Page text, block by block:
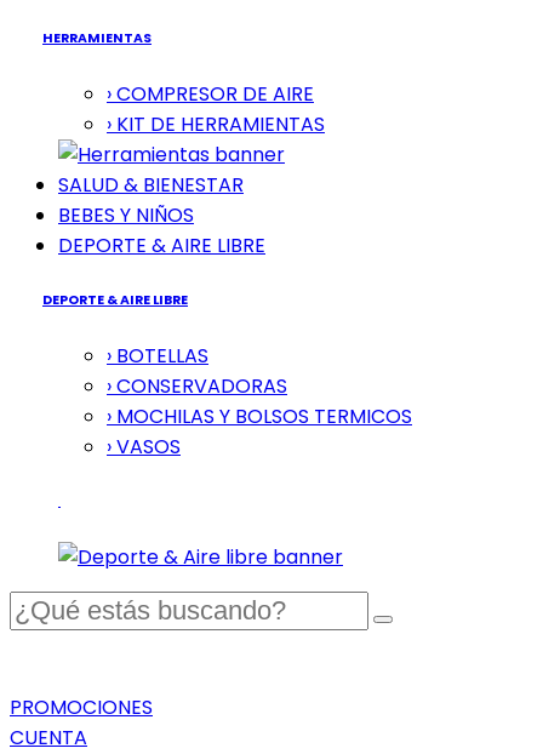
HERRAMIENTAS
› COMPRESOR DE AIRE
› KIT DE HERRAMIENTAS
SALUD & BIENESTAR
BEBES Y NIÑOS
DEPORTE & AIRE LIBRE
DEPORTE & AIRE LIBRE
› BOTELLAS
› CONSERVADORAS
› MOCHILAS Y BOLSOS TERMICOS
› VASOS
PROMOCIONES
CUENTA